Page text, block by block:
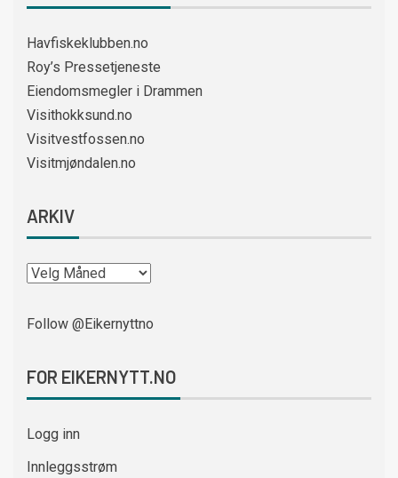
Havfiskeklubben.no
Roy’s Pressetjeneste
Eiendomsmegler i Drammen
Visithokksund.no
Visitvestfossen.no
Visitmjøndalen.no
ARKIV
Follow @Eikernyttno
FOR EIKERNYTT.NO
Logg inn
Innleggsstrøm